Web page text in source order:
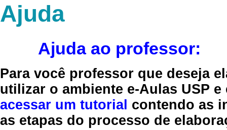
Ajuda
Ajuda ao professor:
Para você professor que deseja
utilizar o ambiente e-Aulas USP
acessar um tutorial contendo as
as etapas do processo de